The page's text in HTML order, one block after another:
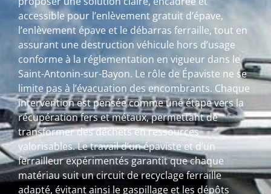
accessible pour l’enlèvement gratuit d’épave,
l’enlèvement épave et le débarras ferraille, tout en
assurant une destruction véhicule hors d’usage
conforme à la réglementation en vigueur dans le
Saint-Antonin-sur-Bayon. Le rôle de Épaviste ne se
limite pas à l’évacuation des encombrants. Chaque
intervention est pensée comme une étape vers la
récupération fers et métaux, permettant de
transformer des déchets en ressources
valorisables. Le travail d’un épaviste et d’un
ferrailleur expérimentés garantit que chaque
matériau suit un circuit de recyclage ferraille
adapté, évitant ainsi le gaspillage et les dépôts